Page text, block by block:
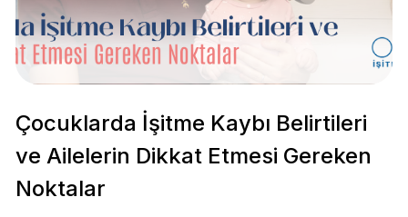
Çocuklarda İşitme Kaybı Belirtileri
ve Ailelerin Dikkat Etmesi Gereken
Noktalar